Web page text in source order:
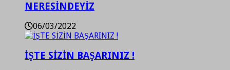
NERESİNDEYİZ
06/03/2022
İŞTE SİZİN BAŞARINIZ !